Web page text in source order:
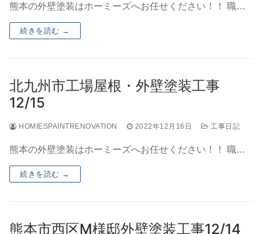
熊本の外壁塗装はホーミーズへお任せください！！ 職…
続きを読む →
北九州市工場屋根・外壁塗装工事
12/15
HOMIESPAINTRENOVATION 2022年12月16日 工事日記
熊本の外壁塗装はホーミーズへお任せください！！ 職…
続きを読む →
熊本市西区M様邸外壁塗装工事12/14